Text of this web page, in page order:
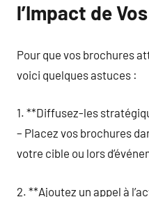
l’Impact de
Pour que vos brochures
voici quelques astuces :
1. **Diffusez-les
– Placez vos brochures
votre cible ou lors
2. **Ajoutez un appel à